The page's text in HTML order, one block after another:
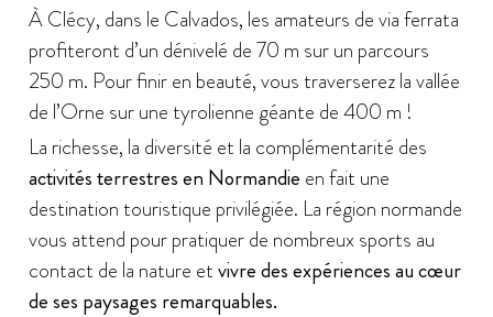
À Clécy, dans le Calvados, les amateurs de via ferrata
profiteront d’un dénivelé de 70 m sur un parcours
250 m. Pour finir en beauté, vous traverserez la vallée
de l’Orne sur une tyrolienne géante de 400 m !
La richesse, la diversité et la complémentarité des
activités terrestres en Normandie en fait une
destination touristique privilégiée. La région normande
vous attend pour pratiquer de nombreux sports au
contact de la nature etvivre des expériences au cœur
de ses paysages remarquables.